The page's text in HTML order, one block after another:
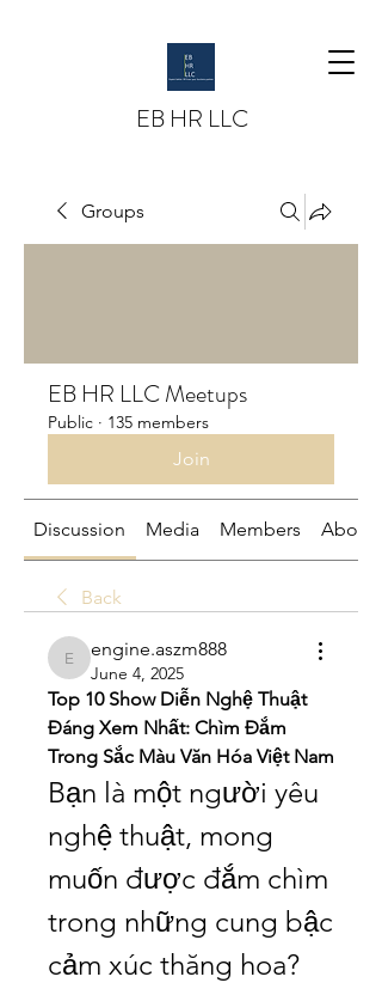
EB HR LLC
Groups
EB HR LLC Meetups
Public · 135 members
Join
Discussion Media Members About
Back
engine.aszm888
engine.aszm888
June 4, 2025
Top 10 Show Diễn Nghệ Thuật
Đáng Xem Nhất: Chìm Đắm
Trong Sắc Màu Văn Hóa Việt Nam
Bạn là một người yêu
nghệ thuật, mong
muốn được đắm chìm
trong những cung bậc
cảm xúc thăng hoa?